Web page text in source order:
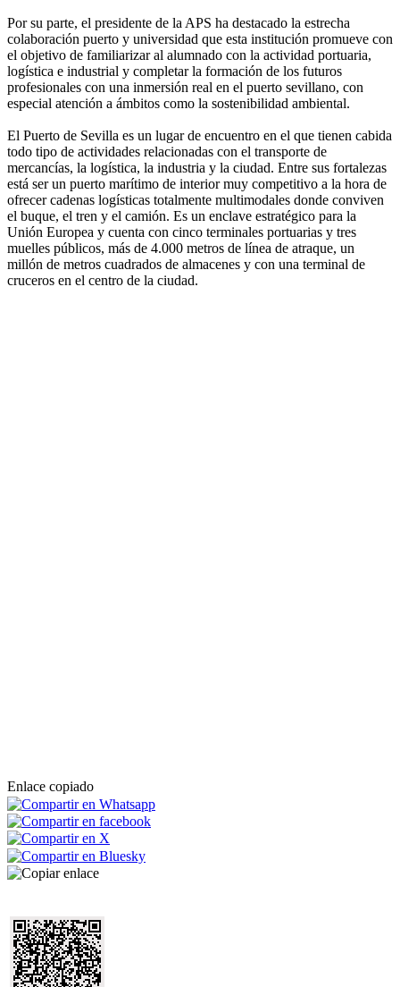
Por su parte, el presidente de la APS ha destacado la estrecha
colaboración puerto y universidad que esta institución promueve con
el objetivo de familiarizar al alumnado con la actividad portuaria,
logística e industrial y completar la formación de los futuros
profesionales con una inmersión real en el puerto sevillano, con
especial atención a ámbitos como la sostenibilidad ambiental.
El Puerto de Sevilla es un lugar de encuentro en el que tienen cabida
todo tipo de actividades relacionadas con el transporte de
mercancías, la logística, la industria y la ciudad. Entre sus fortalezas
está ser un puerto marítimo de interior muy competitivo a la hora de
ofrecer cadenas logísticas totalmente multimodales donde conviven
el buque, el tren y el camión. Es un enclave estratégico para la
Unión Europea y cuenta con cinco terminales portuarias y tres
muelles públicos, más de 4.000 metros de línea de atraque, un
millón de metros cuadrados de almacenes y con una terminal de
cruceros en el centro de la ciudad.
Enlace copiado